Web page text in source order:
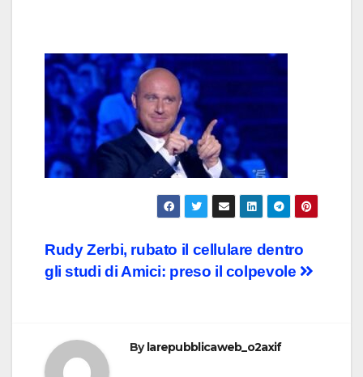
Post
navigation
Rudy Zerbi, rubato il cellulare dentro
gli studi di Amici: preso il colpevole
By larepubblicaweb_o2axif